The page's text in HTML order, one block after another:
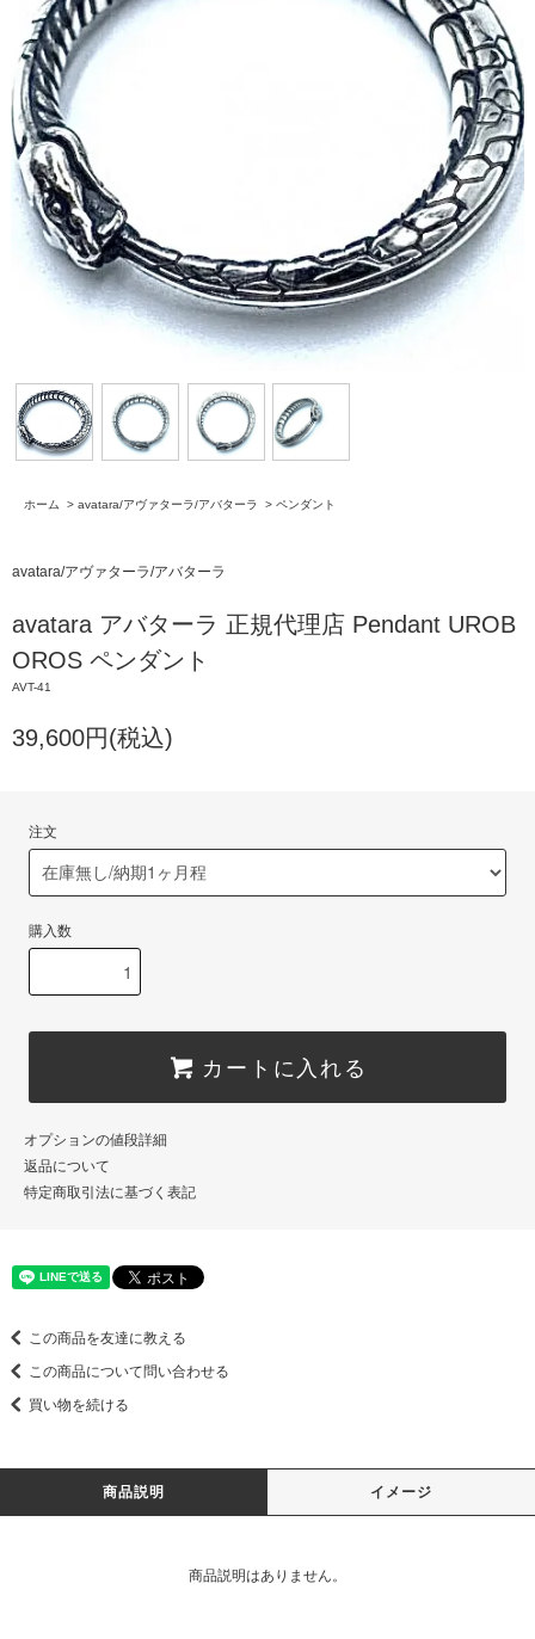
ホーム > avatara/アヴァターラ/アバターラ > ペンダント
avatara/アヴァターラ/アバターラ
avatara アバターラ 正規代理店 Pendant UROB
OROS ペンダント
AVT-41
39,600円(税込)
注文
購入数
カートに入れる
オプションの値段詳細
返品について
特定商取引法に基づく表記
この商品を友達に教える
この商品について問い合わせる
買い物を続ける
商品説明 イメージ
商品説明はありません。